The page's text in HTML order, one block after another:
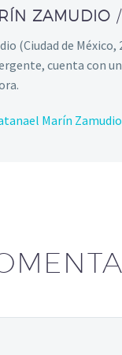
ZAMUDIO
(Ciudad de
cuenta con
Marín Zamudio